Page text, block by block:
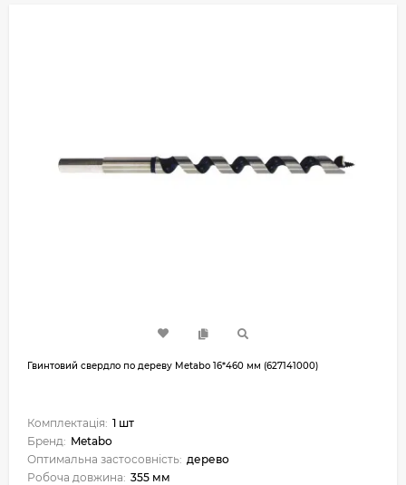
Гвинтовий свердло по дереву Metabo 16*460 мм (627141000)
Комплектація: 1 шт
Бренд: Metabo
Оптимальна застосовність: дерево
Робоча довжина: 355 мм